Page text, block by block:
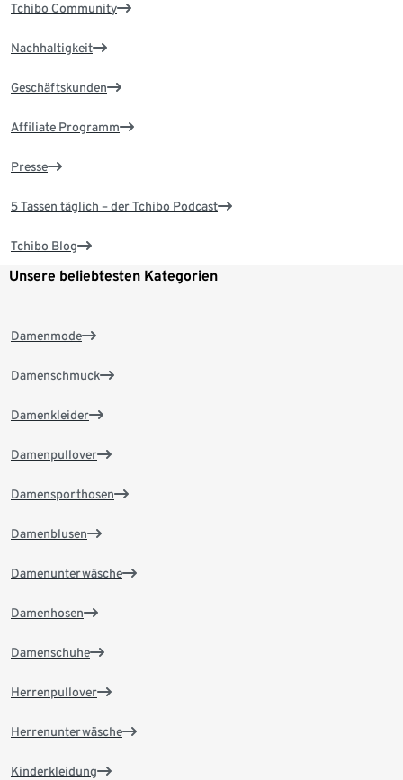
Tchibo Community
Nachhaltigkeit
Geschäftskunden
Affiliate Programm
Presse
5 Tassen täglich – der Tchibo Podcast
Tchibo Blog
Unsere beliebtesten Kategorien
Damenmode
Damenschmuck
Damenkleider
Damenpullover
Damensporthosen
Damenblusen
Damenunterwäsche
Damenhosen
Damenschuhe
Herrenpullover
Herrenunterwäsche
Kinderkleidung